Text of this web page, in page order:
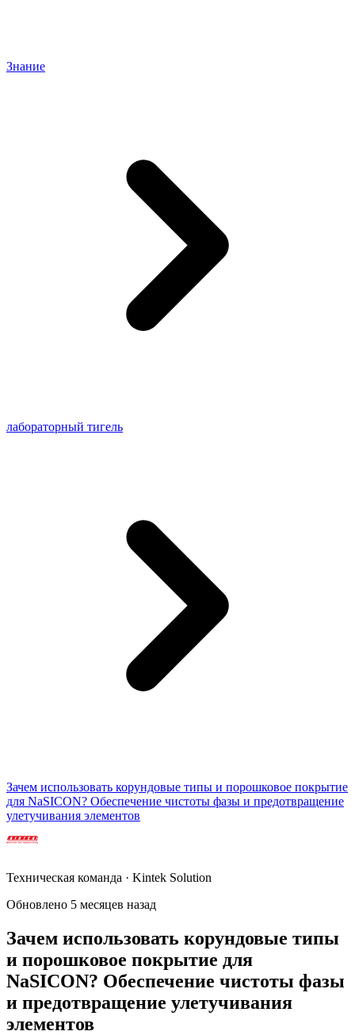
Знание
лабораторный тигель
Зачем использовать корундовые типы и порошковое покрытие
для NaSICON? Обеспечение чистоты фазы и предотвращение
улетучивания элементов
Техническая команда · Kintek Solution
Обновлено 5 месяцев назад
Зачем использовать корундовые типы
и порошковое покрытие для
NaSICON? Обеспечение чистоты фазы
и предотвращение улетучивания
элементов